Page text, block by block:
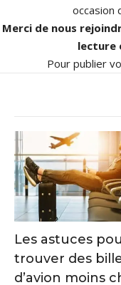
occasion
Merci de nous
lecture
Pour publier
Les astuces
trouver des
d’avion moins